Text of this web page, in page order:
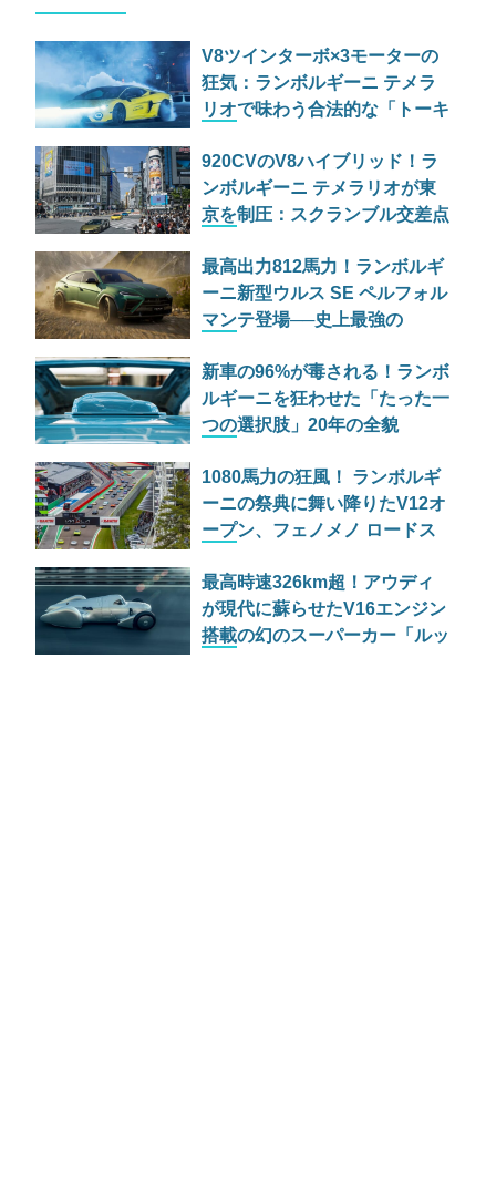
V8ツインターボ×3モーターの
狂気：ランボルギーニ テメラ
リオで味わう合法的な「トーキ
920CVのV8ハイブリッド！ラ
ンボルギーニ テメラリオが東
京を制圧：スクランブル交差点
最高出力812馬力！ランボルギ
ーニ新型ウルス SE ペルフォル
マンテ登場──史上最強の
った？
新車の96%が毒される！ランボ
ルギーニを狂わせた「たった一
つの選択肢」20年の全貌
1080馬力の狂風！ ランボルギ
ーニの祭典に舞い降りたV12オ
ープン、フェノメノ ロードス
最高時速326km超！アウディ
が現代に蘇らせたV16エンジン
搭載の幻のスーパーカー「ルッ